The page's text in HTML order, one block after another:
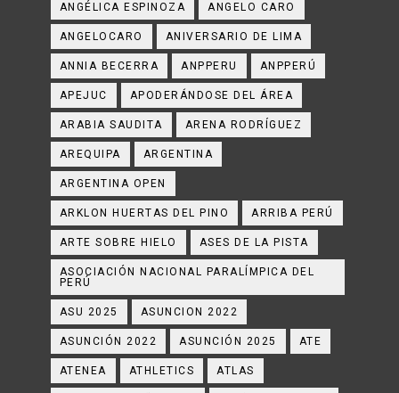
ANGÉLICA ESPINOZA ANGELO CARO
ANGELOCARO ANIVERSARIO DE LIMA
ANNIA BECERRA ANPPERU ANPPERÚ
APEJUC APODERÁNDOSE DEL ÁREA
ARABIA SAUDITA ARENA RODRÍGUEZ
AREQUIPA ARGENTINA
ARGENTINA OPEN
ARKLON HUERTAS DEL PINO ARRIBA PERÚ
ARTE SOBRE HIELO ASES DE LA PISTA
ASOCIACIÓN NACIONAL PARALÍMPICA DEL
PERÚ
ASU 2025 ASUNCION 2022
ASUNCIÓN 2022 ASUNCIÓN 2025 ATE
ATENEA ATHLETICS ATLAS